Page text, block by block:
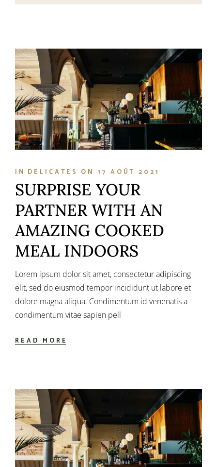
IN DELICATES ON 17 AOÛT 2021
SURPRISE YOUR
PARTNER WITH AN
AMAZING COOKED
MEAL INDOORS
Lorem ipsum dolor sit amet, consectetur adipiscing
elit, sed do eiusmod tempor incididunt ut labore et
dolore magna aliqua. Condimentum id venenatis a
condimentum vitae sapien pell
READ MORE